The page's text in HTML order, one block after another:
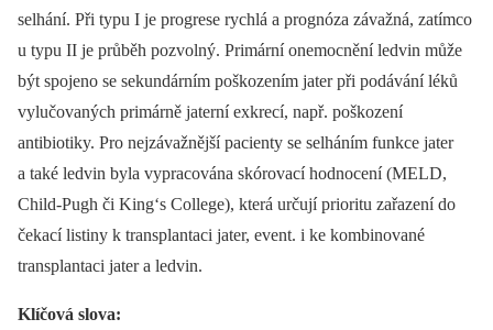
selhání. Při typu I je progrese rychlá a prognóza závažná, zatímco
u typu II je průběh pozvolný. Primární onemocnění ledvin může
být spojeno se sekundárním poškozením jater při podávání léků
vylučovaných primárně jaterní exkrecí, např. poškození
antibiotiky. Pro nejzávažnější pacienty se selháním funkce jater
a také ledvin byla vypracována skórovací hodnocení (MELD,
Child-Pugh či King‘s College), která určují prioritu zařazení do
čekací listiny k transplantaci jater, event. i ke kombinované
transplantaci jater a ledvin.
Klíčová slova: